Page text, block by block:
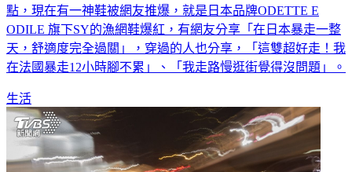
點，現在有一神鞋被網友推爆，就是日本品牌ODETTE E
ODILE 旗下SY的漁網鞋爆紅，有網友分享「在日本暴走一整
天，舒適度完全過關」，穿過的人也分享，「這雙超好走！我
在法國暴走12小時腳不累」、「我走路慢逛街覺得沒問題」。
生活